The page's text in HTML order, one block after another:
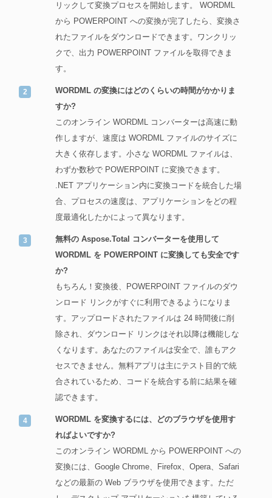
リックして変換プロセスを開始します。 WORDML
から POWERPOINT への変換が完了したら、変換さ
れたファイルをダウンロードできます。ワンクリッ
クで、出力 POWERPOINT ファイルを取得できま
す。
WORDML の変換にはどのくらいの時間がかかりま
すか?
このオンライン WORDML コンバーターは高速に動
作しますが、速度は WORDML ファイルのサイズに
大きく依存します。小さな WORDML ファイルは、
わずか数秒で POWERPOINT に変換できます。
.NET アプリケーション内に変換コードを統合した場
合、プロセスの速度は、アプリケーションをどの程
度最適化したかによって異なります。
無料の Aspose.Total コンバーターを使用して
WORDML を POWERPOINT に変換しても安全です
か?
もちろん！変換後、POWERPOINT ファイルのダウ
ンロード リンクがすぐに利用できるようになりま
す。アップロードされたファイルは 24 時間後に削
除され、ダウンロード リンクはそれ以降は機能しな
くなります。あなたのファイルは安全で、誰もアク
セスできません。無料アプリは主にテスト目的で統
合されているため、コードを統合する前に結果を確
認できます。
WORDML を変換するには、どのブラウザを使用す
ればよいですか?
このオンライン WORDML から POWERPOINT への
変換には、Google Chrome、Firefox、Opera、Safari
などの最新の Web ブラウザを使用できます。ただ